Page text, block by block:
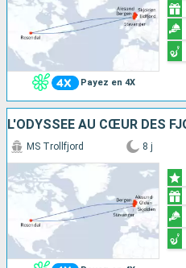
Payez en 4X
L'ODYSSÉE AU CŒUR DES
MS Trollfjord 8 j